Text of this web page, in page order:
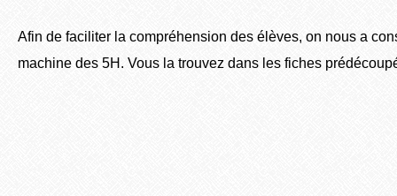
Afin de faciliter la compréhension des élèves, on nous a
machine des 5H. Vous la trouvez dans les fiches